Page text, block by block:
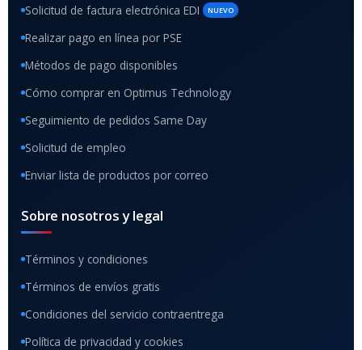
Solicitud de factura electrónica EDI NUEVO
Realizar pago en línea por PSE
Métodos de pago disponibles
Cómo comprar en Optimus Technology
Seguimiento de pedidos Same Day
Solicitud de empleo
Enviar lista de productos por correo
Sobre nosotros y legal
Términos y condiciones
Términos de envíos gratis
Condiciones del servicio contraentrega
Política de privacidad y cookies